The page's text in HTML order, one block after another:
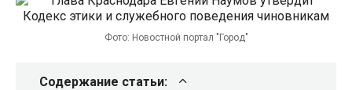
Фото: Новостной портал "Город"
Содержание статьи: